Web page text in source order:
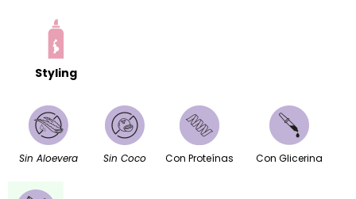
Styling
Sin Aloevera Sin Coco Con Proteínas Con Glicerina